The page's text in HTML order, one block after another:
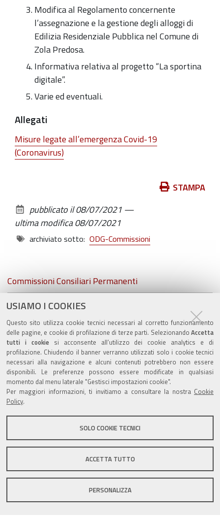
USIAMO I COOKIES
Questo sito utilizza cookie tecnici necessari al corretto funzionamento
delle pagine, e cookie di profilazione di terze parti. Selezionando Accetta
tutti i cookiesi acconsente all’utilizzo dei cookie analytics e di
profilazione. Chiudendo il banner verranno utilizzati solo i cookie tecnici
necessari alla navigazione e alcuni contenuti potrebbero non essere
disponibili. Le preferenze possono essere modificate in qualsiasi
momento dal menu laterale "Gestisci impostazioni cookie".
Per maggiori informazioni, ti invitiamo a consultare la nostra Cookie
Policy.
SOLO COOKIE TECNICI
ACCETTA TUTTO
PERSONALIZZA
Modifica al Regolamento concernente
l’assegnazione e la gestione degli alloggi di
Edilizia Residenziale Pubblica nel Comune di
Zola Predosa.
Informativa relativa al progetto “La sportina
digitale”.
Varie ed eventuali.
Allegati
Misure legate all’emergenza Covid-19
(Coronavirus)
documento
STAMPA
pubblicato il08/07/2021 —
ultima modifica08/07/2021
archiviato sotto: ODG-Commissioni
Navigazione
Commissioni Consiliari Permanenti
Commissione Elettorale comunale
Lavori delle Commissioni
Valuta questo sito
Sito istituzionale Comune di Zola Predosa
DPO|Accessibilità